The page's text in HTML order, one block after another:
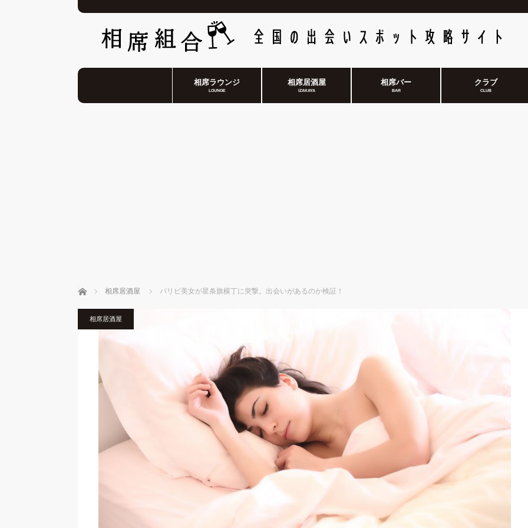
相席ラウンジ
LOUNGE
相席居酒屋
IZAKAYA
相席バー
BAR
クラブ
CLUB
ホーム 相席居酒屋 パリピ美女が星条旗横丁に突撃。出会いがあるのか検証！
相席居酒屋